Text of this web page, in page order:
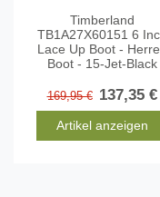
Timberland
TB1A27X60151 6
Lace Up Boot -
Boot - 15-Jet-Black
169,95 € 137,35 €
Artikel anzeigen